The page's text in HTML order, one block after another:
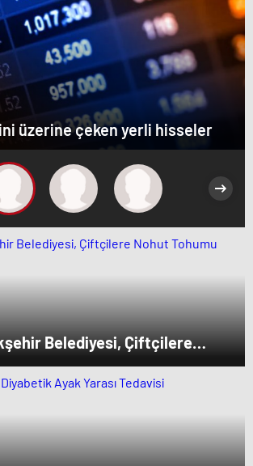
üzerine çeken yerli hisseler
Belediyesi, Çiftçilere
Desteği Veriyor